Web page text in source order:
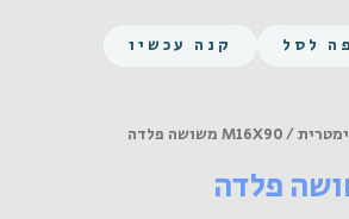
לסל קנה עכשיו
/ M16X90 משושה פלדה